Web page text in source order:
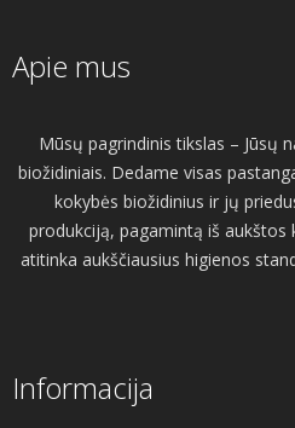
Apie mus
Mūsų pagrindinis tikslas – Jūsų
biožidiniais. Dedame visas
kokybės biožidinius ir jų
produkciją, pagamintą iš aukštos
atitinka aukščiausius higienos
Informacija